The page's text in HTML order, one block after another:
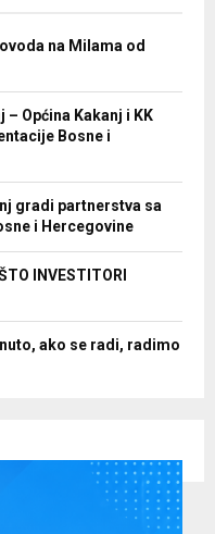
na Milama od
Općina Kakanj i KK
Bosne i
gradi partnerstva sa
i Hercegovine
INVESTITORI
ako se radi, radimo